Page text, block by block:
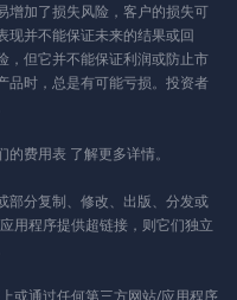
增加了损失风险，客户的损失可
现并不能保证未来的结果或回
，但它并不能保证利润或防止市
品时，总是有可能亏损。投资者
的费用表 了解更多详情。
部分复制、修改、出版、分发或
用程序提供超链接，则它们独立
或通过任何第三方网站/应用程序